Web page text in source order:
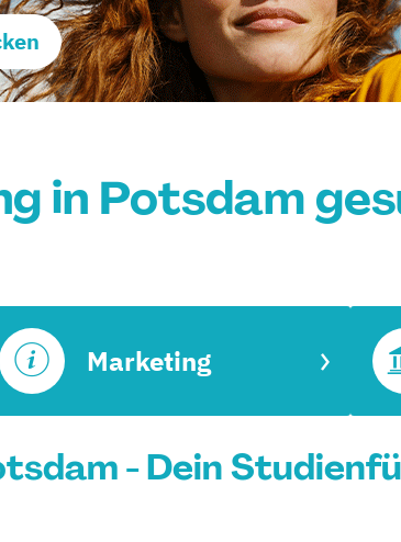
in Potsdam
Marketing
- Dein